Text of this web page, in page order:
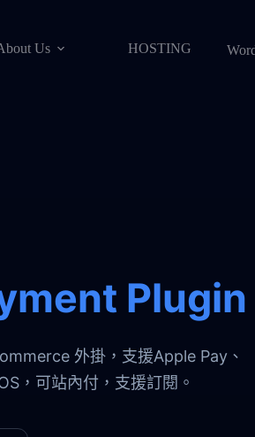
Us HOSTING
Plugin
外掛，支援Apple Pay、
，可站內付，支援訂閱。